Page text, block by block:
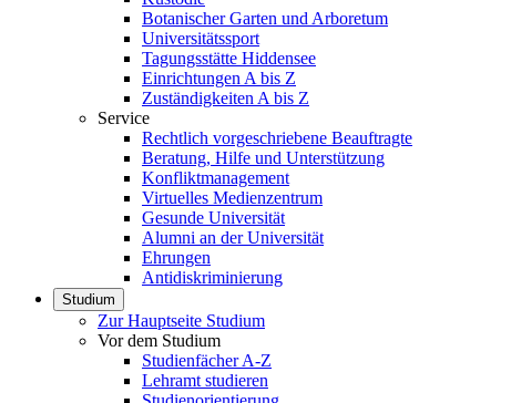
Botanischer Garten und Arboretum
Universitätssport
Tagungsstätte Hiddensee
Einrichtungen A bis Z
Zuständigkeiten A bis Z
Service
Rechtlich vorgeschriebene Beauftragte
Beratung, Hilfe und Unterstützung
Konfliktmanagement
Virtuelles Medienzentrum
Gesunde Universität
Alumni an der Universität
Ehrungen
Antidiskriminierung
Studium
Zur Hauptseite Studium
Vor dem Studium
Studienfächer A-Z
Lehramt studieren